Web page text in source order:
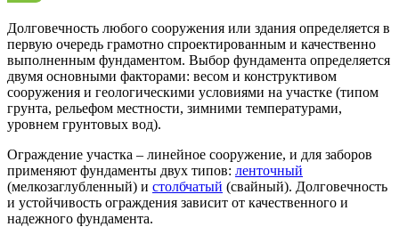
Долговечность любого сооружения или здания определяется в
первую очередь грамотно спроектированным и качественно
выполненным фундаментом. Выбор фундамента определяется
двумя основными факторами: весом и конструктивом
сооружения и геологическими условиями на участке (типом
грунта, рельефом местности, зимними температурами,
уровнем грунтовых вод).
Ограждение участка – линейное сооружение, и для заборов
применяют фундаменты двух типов: ленточный
(мелкозаглубленный) и столбчатый (свайный). Долговечность
и устойчивость ограждения зависит от качественного и
надежного фундамента.